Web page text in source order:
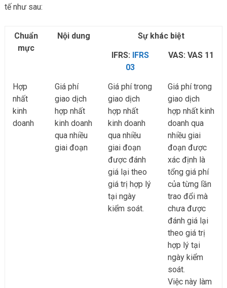
tế như sau:
Chuẩn
mực
Nội dung
Sự khác biệt
IFRS: IFRS
03
VAS: VAS 11
Hợp
nhất
kinh
doanh
Giá phí
giao dịch
hợp nhất
kinh doanh
qua nhiều
giai đoạn
Giá phí trong
giao dịch
hợp nhất
kinh doanh
qua nhiều
giai đoạn
được đánh
giá lại theo
giá trị hợp lý
tại ngày
kiểm soát.
Giá phí trong
giao dịch
hợp nhất kinh
doanh qua
nhiều giai
đoạn được
xác định là
tổng giá phí
của từng lần
trao đổi mà
chưa được
đánh giá lại
theo giá trị
hợp lý tại
ngày kiểm
soát.
Việc này làm